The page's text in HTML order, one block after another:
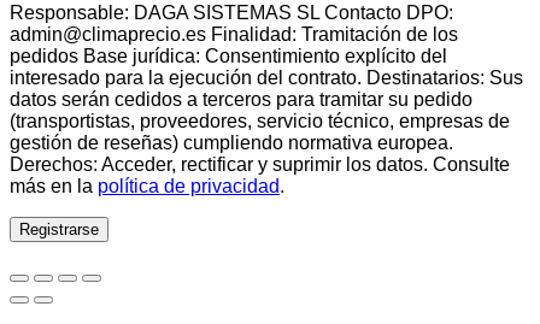
Responsable: DAGA SISTEMAS SL Contacto DPO:
admin@climaprecio.es Finalidad: Tramitación de los
pedidos Base jurídica: Consentimiento explícito del
interesado para la ejecución del contrato. Destinatarios: Sus
datos serán cedidos a terceros para tramitar su pedido
(transportistas, proveedores, servicio técnico, empresas de
gestión de reseñas) cumpliendo normativa europea.
Derechos: Acceder, rectificar y suprimir los datos. Consulte
más en la política de privacidad.
Registrarse